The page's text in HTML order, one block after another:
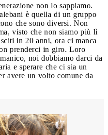
non lo sappiamo.
è quella di un gruppo
che sono diversi. Non
visto che non siamo più lì
in 20 anni, ora ci manca
prenderci in giro. Loro
noi dobbiamo darci da
e sperare che ci sia un
avere un volto comune da